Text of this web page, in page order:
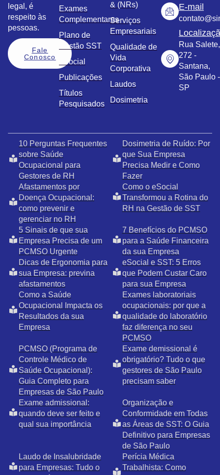
legal, é
respeito às
pessoas.
Fale
Conosco
Exames
Complementares
Plano de
Gestão SST
eSocial
Publicações
Títulos
Pesquisados
& (NRs)
Serviços
Empresariais
Qualidade de
Vida
Corporativa
Laudos
Dosimetria
E-mail
Rua Salete,
272 -
Santana,
São Paulo -
SP
10 Perguntas Frequentes
sobre Saúde
Ocupacional para
Gestores de RH
Dosimetria de Ruído: Por
que Sua Empresa
Precisa Medir e Como
Fazer
Afastamentos por
Doença Ocupacional:
como prevenir e
gerenciar no RH
Como o eSocial
Transformou a Rotina do
RH na Gestão de SST
5 Sinais de que sua
Empresa Precisa de um
PCMSO Urgente
7 Benefícios do PCMSO
para a Saúde Financeira
da sua Empresa
Dicas de Ergonomia para
sua Empresa: previna
afastamentos
eSocial e SST: 5 Erros
que Podem Custar Caro
para sua Empresa
Como a Saúde
Ocupacional Impacta os
Resultados da sua
Empresa
Exames laboratoriais
ocupacionais: por que a
qualidade do laboratório
faz diferença no seu
PCMSO
PCMSO (Programa de
Controle Médico de
Saúde Ocupacional):
Guia Completo para
Empresas de São Paulo
Exame demissional é
obrigatório? Tudo o que
gestores de São Paulo
precisam saber
Exame admissional:
quando deve ser feito e
qual sua importância
Organização e
Conformidade em Todas
as Áreas de SST: O Guia
Definitivo para Empresas
de São Paulo
Laudo de Insalubridade
para Empresas: Tudo o
Perícia Médica
Trabalhista: Como